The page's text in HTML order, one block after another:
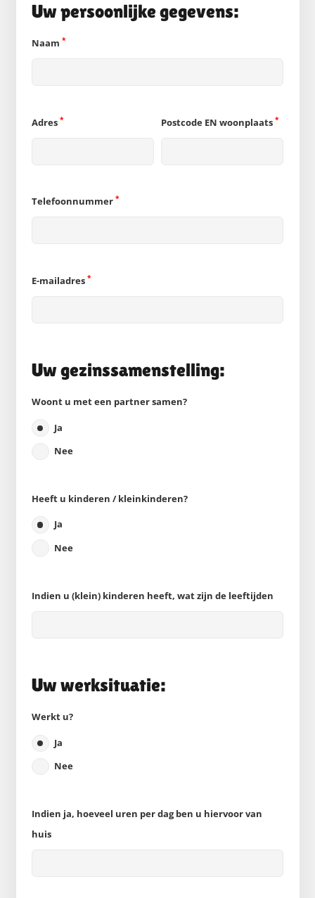
Uw persoonlijke gegevens:
Naam *
Adres * Postcode EN woonplaats *
Telefoonnummer *
E-mailadres *
Uw gezinssamenstelling:
Woont u met een partner samen?
Ja
Nee
Heeft u kinderen / kleinkinderen?
Ja
Nee
Indien u (klein) kinderen heeft, wat zijn de leeftijden
Uw werksituatie:
Werkt u?
Ja
Nee
Indien ja, hoeveel uren per dag ben u hiervoor van
huis